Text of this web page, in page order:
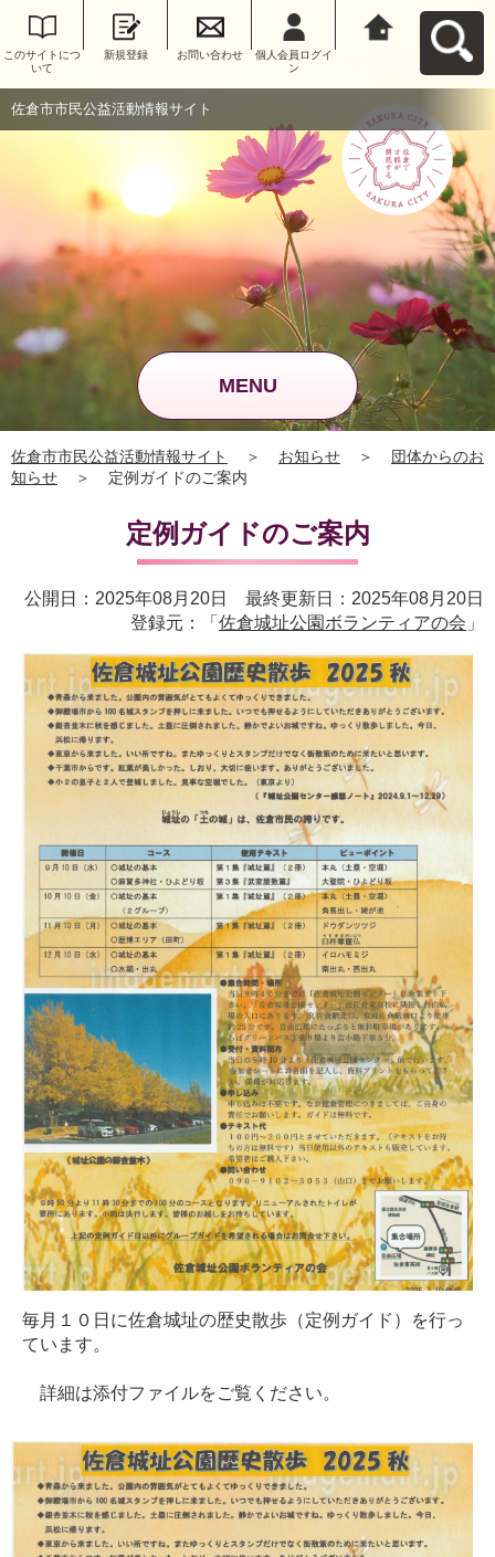
このサイトにつ
いて
新規登録 お問い合わせ
個人会員ログイ
ン
佐倉市市民公益活動情報サイト
MENU
佐倉市市民公益活動情報サイト ＞ お知らせ ＞
団体からのお
知らせ
＞ 定例ガイドのご案内
定例ガイドのご案内
公開日：2025年08月20日 最終更新日：2025年08月20日
登録元：「 佐倉城址公園ボランティアの会 」
毎月１０日に佐倉城址の歴史散歩（定例ガイド）を行っ
ています。
詳細は添付ファイルをご覧ください。